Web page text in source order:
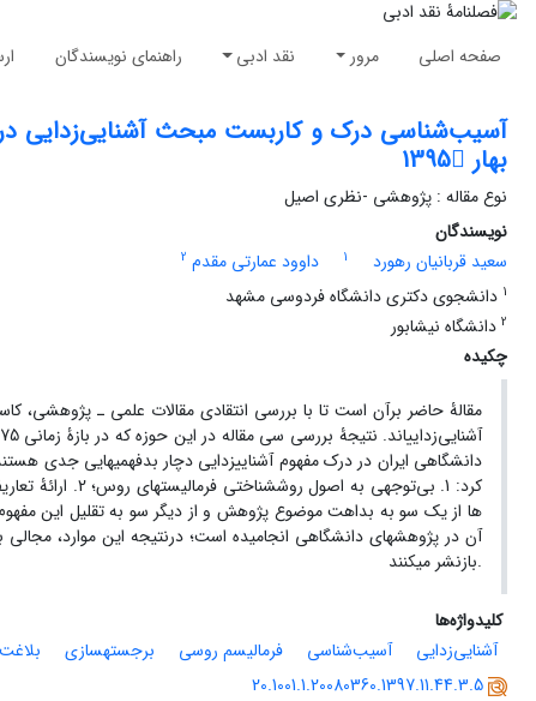
صفحه اصلی مرور نقد ادبی راهنمای نویسندگان
آسیب‌شناسی درک و کاربست مبحث آشنایی‌زدایی در
بهار 1395
نوع مقاله : پژوهشی -نظری اصیل
نویسندگان
سعید قربانیان رهورد
1 داوود عمارتی مقدم 2
1 دانشجوی دکتری دانشگاه فردوسی مشهد
2 دانشگاه نیشابور
چکیده
مقالۀ حاضر برآن است تا با بررسی انتقادی مقالات علمی ـ پژوهشی،
آشنایی‌زدایی­اند. نتیجۀ بررسی سی مقاله در این حوزه که در بازۀ زمانی 1375 ـ 1395
دانشگاهی ایران در درک مفهوم آشنایی­زدایی دچار بدفهمی­هایی جدی
کرد: 1. بی‌توجهی به اصول­ روش­شناختی فرمالیست­های روس؛ 2. ارائۀ تعاریف خلق­الساعه از مفهوم آشنایی
ها از یک ­سو به بداهت موضوع پژوهش و از دیگر سو به تقلیل این
آن در پژوهش­های دانشگاهی انجامیده­ است؛ درنتیجه این موارد، مجالی
بازنشر می­کنند.
کلیدواژه‌ها
آشنایی‌زدایی
آسیب‌شناسی فرمالیسم روسی برجستهسازی
20.1001.1.20080360.1397.11.44.3.5